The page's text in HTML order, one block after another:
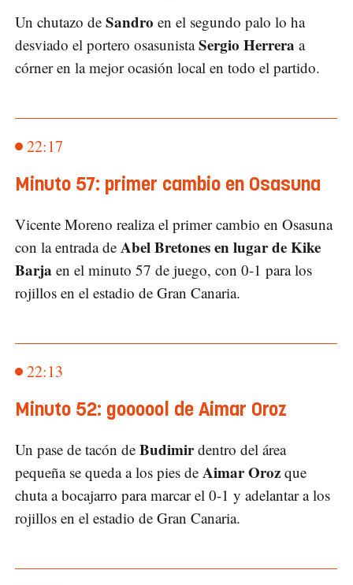
Un chutazo de Sandro en el segundo palo lo ha
desviado el portero osasunistaSergio Herrera a
córner en la mejor ocasión local en todo el partido.
22:17
Minuto 57: primer cambio en Osasuna
Vicente Moreno realiza el primer cambio en Osasuna
con la entrada de Abel Bretones en lugar de Kike
Barja en el minuto 57 de juego, con 0-1 para los
rojillos en el estadio de Gran Canaria.
22:13
Minuto 52: goooool de Aimar Oroz
Un pase de tacón de Budimirdentro del área
pequeña se queda a los pies de Aimar Oroz que
chuta a bocajarro para marcar el 0-1 y adelantar a los
rojillos en el estadio de Gran Canaria.